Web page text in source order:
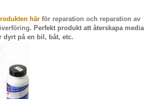
här för reparation och reparation av
. Perfekt produkt att återskapa media
dyrt på en bil, båt, etc.